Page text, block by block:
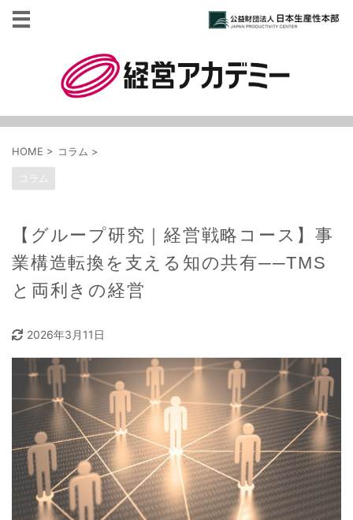
HOME > コラム >
コラム
【グループ研究｜経営戦略コース】事
業構造転換を支える知の共有──TMS
と両利きの経営
2026年3月11日